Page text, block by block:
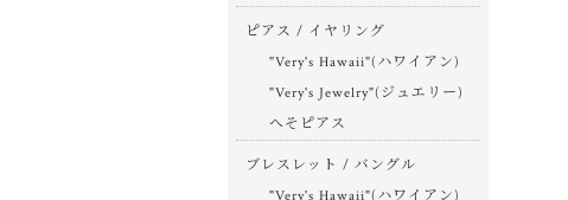
ピアス / イヤリング
"Very's Hawaii"(ハワイアン)
"Very's Jewelry"(ジュエリー)
へそピアス
ブレスレット / バングル
"Very's Hawaii"(ハワイアン)